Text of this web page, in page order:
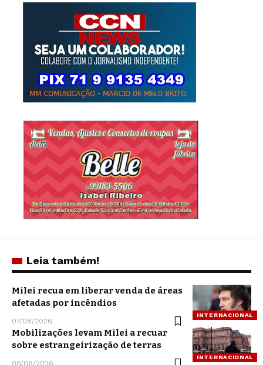
Leia também!
INTERNACIONAL
Milei recua em liberar venda de áreas
afetadas por incêndios
07/08/2026
INTERNACIONAL
Mobilizações levam Milei a recuar
sobre estrangeirização de terras